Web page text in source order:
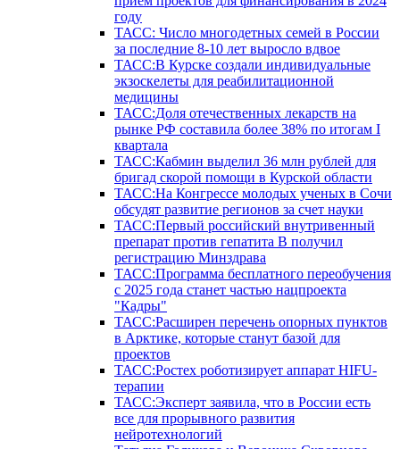
году
ТАСС: Число многодетных семей в России
за последние 8-10 лет выросло вдвое
ТАСС:В Курске создали индивидуальные
экзоскелеты для реабилитационной
медицины
ТАСС:Доля отечественных лекарств на
рынке РФ составила более 38% по итогам I
квартала
ТАСС:Кабмин выделил 36 млн рублей для
бригад скорой помощи в Курской области
ТАСС:На Конгрессе молодых ученых в Сочи
обсудят развитие регионов за счет науки
ТАСС:Первый российский внутривенный
препарат против гепатита В получил
регистрацию Минздрава
ТАСС:Программа бесплатного переобучения
с 2025 года станет частью нацпроекта
"Кадры"
ТАСС:Расширен перечень опорных пунктов
в Арктике, которые станут базой для
проектов
ТАСС:Ростех роботизирует аппарат HIFU-
терапии
ТАСС:Эксперт заявила, что в России есть
все для прорывного развития
нейротехнологий